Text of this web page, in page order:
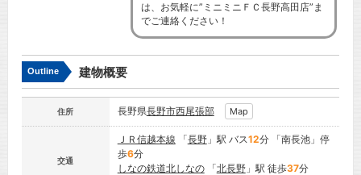
は、お気軽に”ミニミニＦＣ長野高田店”ま
でご連絡ください！
Outline 建物概要
住所 長野県長野市西尾張部 Map
交通
ＪＲ信越本線 「長野」駅 バス12分 「南長池」停
歩6分
しなの鉄道北しなの「北長野」駅 徒歩37分